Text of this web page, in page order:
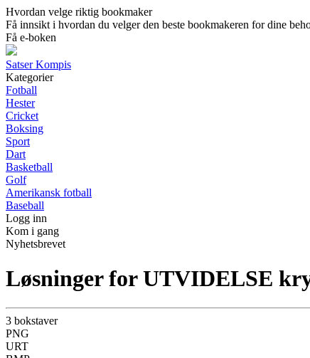
Hvordan velge riktig bookmaker
Få innsikt i hvordan du velger den beste bookmakeren for dine
Få e-boken
Satser Kompis
Kategorier
Fotball
Hester
Cricket
Boksing
Sport
Dart
Basketball
Golf
Amerikansk fotball
Baseball
Logg inn
Kom i gang
Nyhetsbrevet
Løsninger for UTVIDELSE
3 bokstaver
PNG
URT